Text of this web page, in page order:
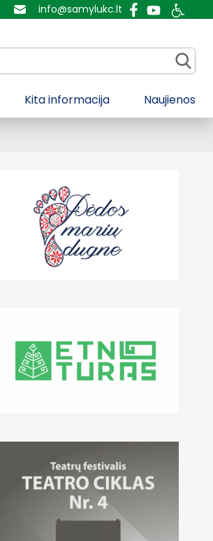
info@samylukc.lt
Kita informacija Naujienos